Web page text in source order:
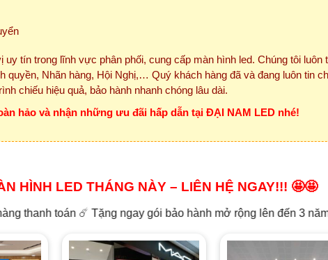
tín trong lĩnh vực phân phối, cung cấp màn hình led. Chúng tôi luôn
Nhãn hàng, Hội Nghị,… Quý khách hàng đã và đang luôn tin
chiếu hiệu quả, bảo hành nhanh chóng lâu dài.
hảo và nhận những ưu đãi hấp dẫn tại ĐẠI NAM LED nhé!
HÌNH LED THÁNG NÀY – LIÊN HỆ NGAY!!! 🤩🤩
Tặng ngay gói bảo hành mở rộng lên đến 3 năm